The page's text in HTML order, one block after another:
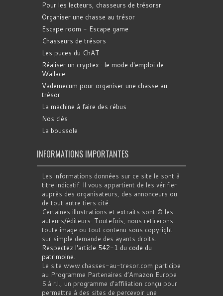
Pour les lecteurs, chasseurs de trésorsr
Organiser une chasse au trésor
Escape room - Escape game
Chasseurs de trésors
Les puces du ChAT
Réaliser un cryptex : le mode d'emploi de
Wallace
Vademecum pour organiser une chasse au
trésor
La machine à faire des rébus
Nos clés
La boussole
INFORMATIONS IMPORTANTES
Les informations données sur ce site le sont à
titre indicatif. Il vous appartient de les vérifier
auprès des organisateurs, des annonceurs ou
de tout autre tiers cité.
Certaines illustrations et extraits sont © les
auteurs/éditeurs. Toutefois, nous retirerons
toute image ou tout contenu sous copyright
sur simple demande des ayants droits.
Respectez l'article 542-1 du code du
patrimoine.
Le site www.chasses-au-tresor.com participe
au Programme Partenaires d’Amazon Europe
S.à r.l., un programme d’affiliation conçu pour
permettre à des sites de percevoir une